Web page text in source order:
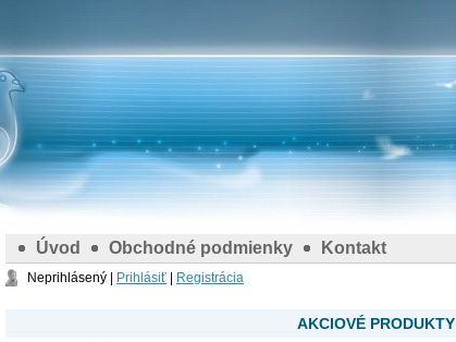
Úvod Obchodné podmienky Kontakt
Neprihlásený | Prihlásiť Registrácia
AKCIOVÉ PRODUKTY